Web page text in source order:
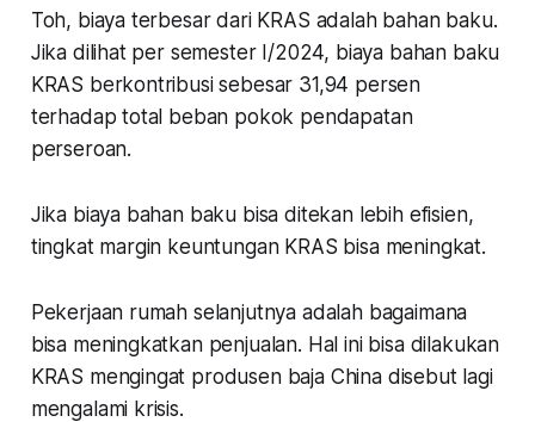
Toh, biaya terbesar dari KRAS adalah bahan baku.
Jika dilihat per semester I/2024, biaya bahan baku
KRAS berkontribusi sebesar 31,94 persen
terhadap total beban pokok pendapatan
perseroan.
Jika biaya bahan baku bisa ditekan lebih efisien,
tingkat margin keuntungan KRAS bisa meningkat.
Pekerjaan rumah selanjutnya adalah bagaimana
bisa meningkatkan penjualan. Hal ini bisa dilakukan
KRAS mengingat produsen baja China disebut lagi
mengalami krisis.